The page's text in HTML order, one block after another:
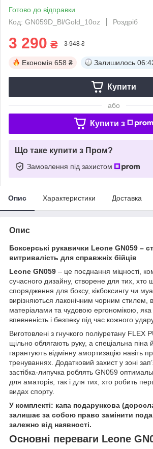
Готово до відправки
Код: GN059D_Bl/Gold_10oz
Роздріб
3 290 ₴ 3 948 ₴
Економія 658 ₴ Залишилось
Купити
або
Купити з
Що таке купити з Пром?
Замовлення під захистом
Опис Характеристики Доставка
Опис
Боксерські рукавички Leone GN059 –
витривалість для справжніх бійців
Leone GN059 – це поєднання міцності,
сучасного дизайну, створене для тих, хто
спорядження для боксу, кікбоксингу чи
вирізняються лаконічним чорним стилем,
матеріалами та чудовою ергономікою, яка
впевненість і безпеку під час кожного
Виготовлені з гнучкого поліуретану FLEX
щільно облягають руку, а спеціальна піна
гарантують відмінну амортизацію навіть
тренуваннях. Додатковий захист у зоні
застібка-липучка роблять GN059
для аматорів, так і для тих, хто робить
видах спорту.
У комплекті: капа подарункова
залишає за собою право замінити
залежно від наявності.
Основні переваги Leone